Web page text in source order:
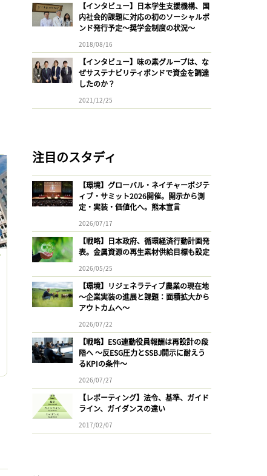
【インタビュー】日本学生支援機構、国
内社会的課題に対応の初のソーシャルボ
ンド発行予定〜奨学金制度の状況〜
2018/08/16
【インタビュー】味の素グループは、な
ぜサステナビリティボンドで資金を調達
したのか？
2021/12/25
注目のスタディ
【環境】グローバル・ネイチャーポジテ
ィブ・サミット2026開催。開示から測
定・実装・価値化へ。熊本宣言
2026/07/17
【戦略】日本政府、循環経済行動計画発
表。金属資源の再生素材供給目標も設定
2026/05/25
【環境】リジェネラティブ農業の現在地
〜企業実装の進展と課題：面積拡大から
アウトカムへ〜
2026/07/22
【戦略】ESG連動役員報酬は再設計の段
階へ 〜反ESG圧力とSSBJ開示に耐えう
るKPIの条件〜
2026/07/27
【レポーティング】法令、基準、ガイド
ライン、ガイダンスの違い
2017/02/07